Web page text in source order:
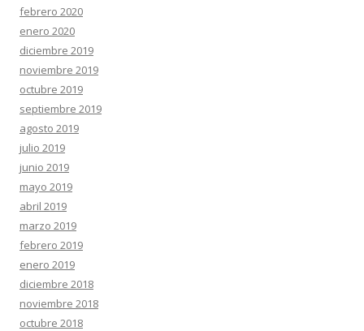
febrero 2020
enero 2020
diciembre 2019
noviembre 2019
octubre 2019
septiembre 2019
agosto 2019
julio 2019
junio 2019
mayo 2019
abril 2019
marzo 2019
febrero 2019
enero 2019
diciembre 2018
noviembre 2018
octubre 2018